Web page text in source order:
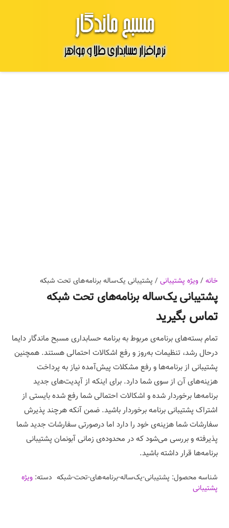
خانه/ویژه پشتیبانی/ پشتیبانی یک‌ساله برنامه‌های تحت شبکه
پشتیبانی یک‌ساله برنامه‌های تحت شبکه
تماس بگیرید
تمام بسته‌های برنامه‌ی مربوط به برنامه حسابداری مسبح ماندگار دایما
درحال رشد، تنظیمات به‌روز و رفع اشکالات احتمالی هستند. همچنین
پشتیبانی از برنامه‌ها و رفع مشکلات پیش‌آمده نیاز به پرداخت
هزینه‌های آن از سوی شما دارد. برای اینکه از آپدیت‌های جدید
برنامه‌ها برخوردار شده و اشکالات احتمالی شما رفع شده بایستی از
اشتراک پشتیبانی برنامه برخوردار باشید. ضمن آنکه هرچند پذیرش
سفارشات شما هزینه‌ی خود را دارد اما درصورتی سفارشات جدید شما
پذیرفته و بررسی می‌شود که در محدوده‌ی زمانی آبونمان پشتیبانی
برنامه‌ها قرار داشته باشید.
شناسه محصول: پشتیبانی-یک‌ساله-برنامه‌های-تحت-شبکه دسته: ویژه
پشتیبانی